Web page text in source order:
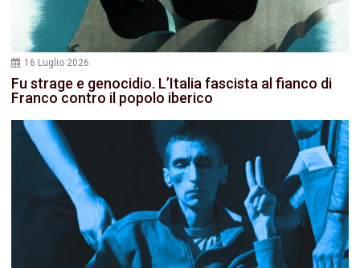
16 Luglio 2026
Fu strage e genocidio. L’Italia fascista al fianco di
Franco contro il popolo iberico